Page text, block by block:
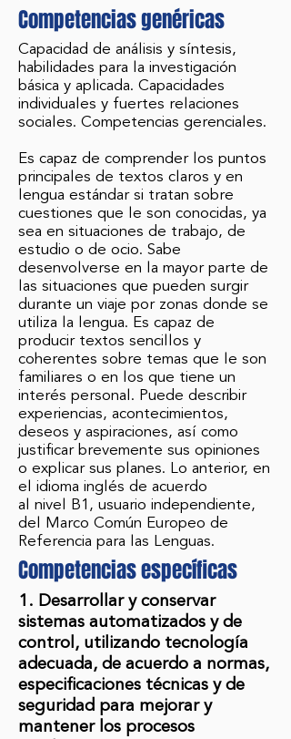
Competencias genéricas
Capacidad de análisis y síntesis,
habilidades para la investigación
básica y aplicada. Capacidades
individuales y fuertes relaciones
sociales. Competencias gerenciales.
Es capaz de comprender los puntos
principales de textos claros y en
lengua estándar si tratan sobre
cuestiones que le son conocidas, ya
sea en situaciones de trabajo, de
estudio o de ocio. Sabe
desenvolverse en la mayor parte de
las situaciones que pueden surgir
durante un viaje por zonas donde se
utiliza la lengua. Es capaz de
producir textos sencillos y
coherentes sobre temas que le son
familiares o en los que tiene un
interés personal. Puede describir
experiencias, acontecimientos,
deseos y aspiraciones, así como
justificar brevemente sus opiniones
o explicar sus planes. Lo anterior, en
el idioma inglés de acuerdo
al nivel B1, usuario independiente,
del Marco Común Europeo de
Referencia para las Lenguas.
Competencias específicas
1. Desarrollar y conservar
sistemas automatizados y de
control, utilizando tecnología
adecuada, de acuerdo a normas,
especificaciones técnicas y de
seguridad para mejorar y
mantener los procesos